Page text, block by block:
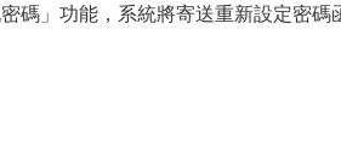
碼」功能，系統將寄送重新設定密